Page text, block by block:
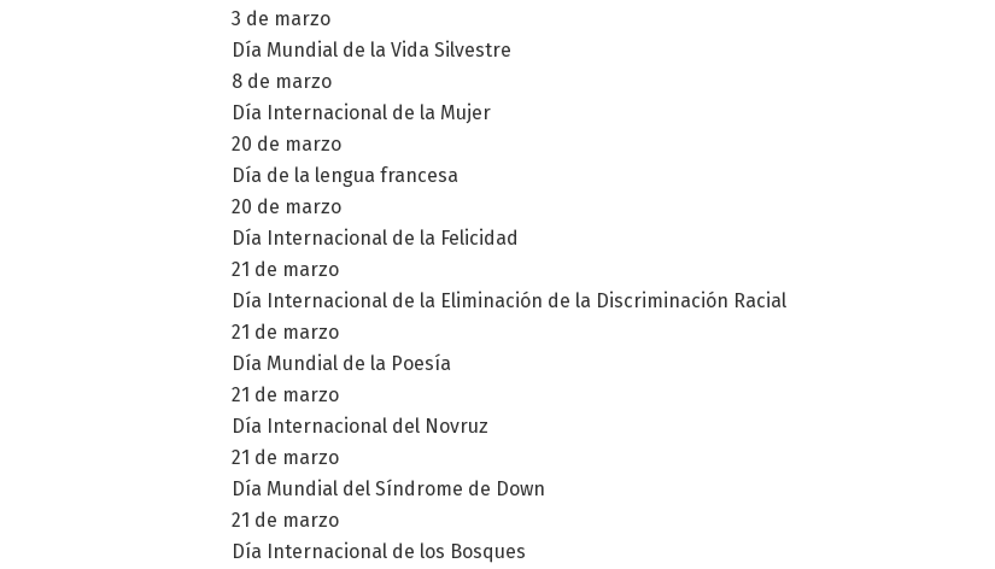
3 de marzo
Día Mundial de la Vida Silvestre
8 de marzo
Día Internacional de la Mujer
20 de marzo
Día de la lengua francesa
20 de marzo
Día Internacional de la Felicidad
21 de marzo
Día Internacional de la Eliminación de la Discriminación Racial
21 de marzo
Día Mundial de la Poesía
21 de marzo
Día Internacional del Novruz
21 de marzo
Día Mundial del Síndrome de Down
21 de marzo
Día Internacional de los Bosques